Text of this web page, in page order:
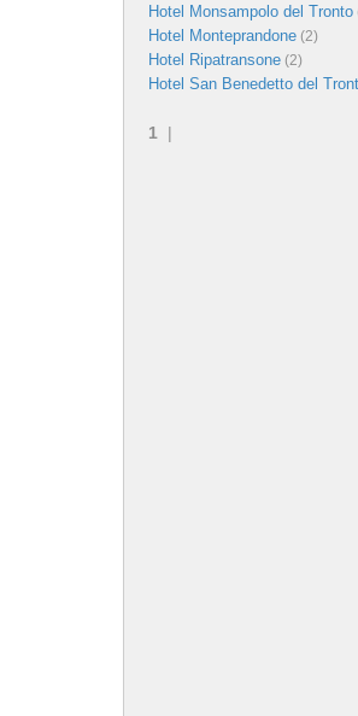
Hotel Monsampolo del Tronto
Hotel Monteprandone (2)
Hotel Ripatransone (2)
Hotel San Benedetto del
1 |